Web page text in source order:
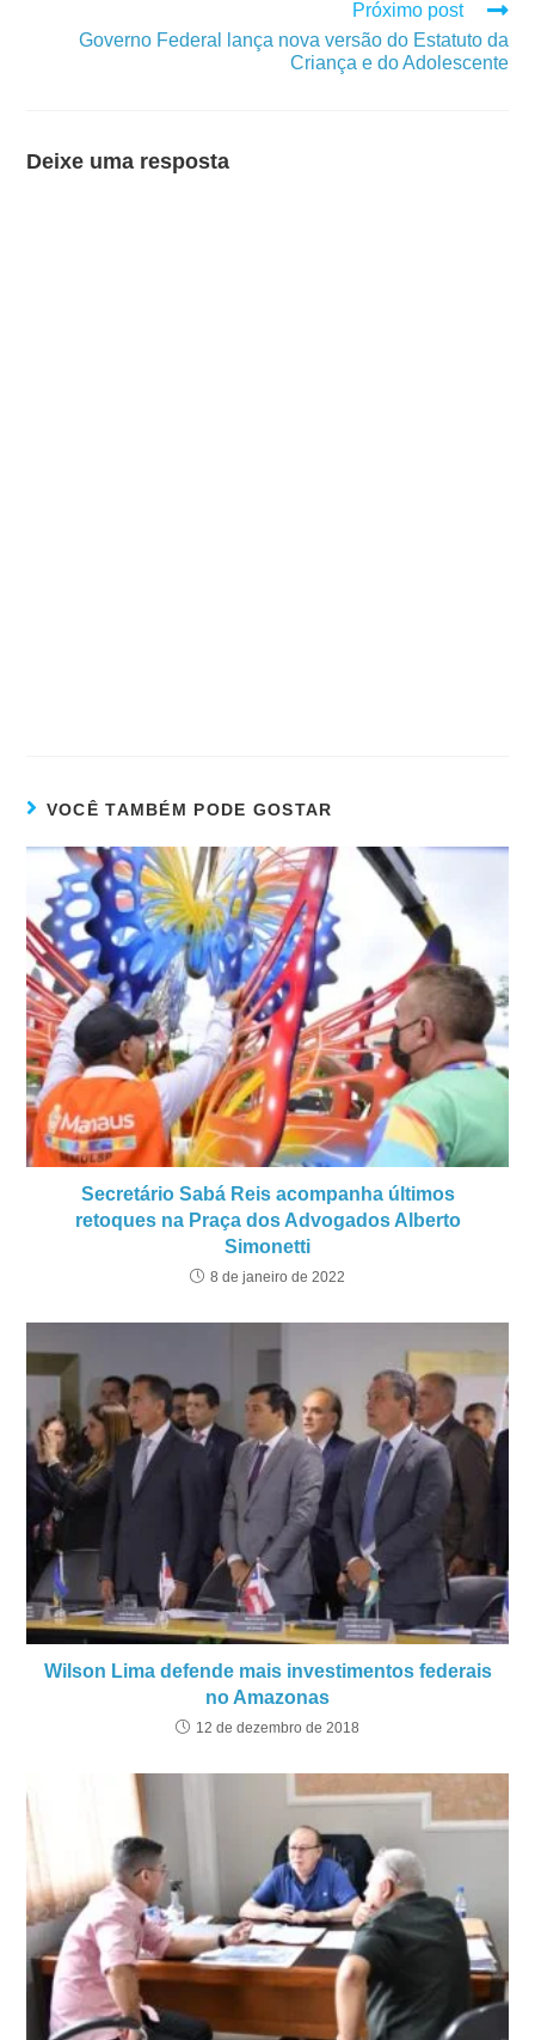
Próximo post
Governo Federal lança nova versão do Estatuto da
Criança e do Adolescente
Deixe uma resposta
VOCÊ TAMBÉM PODE GOSTAR
Secretário Sabá Reis acompanha últimos
retoques na Praça dos Advogados Alberto
Simonetti
8 de janeiro de 2022
Wilson Lima defende mais investimentos federais
no Amazonas
12 de dezembro de 2018